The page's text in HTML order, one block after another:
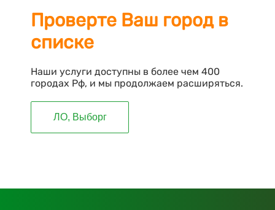
Проверте Ваш город в
списке
Наши услуги доступны в более чем 400
городах Рф, и мы продолжаем расширяться.
ЛО, Выборг